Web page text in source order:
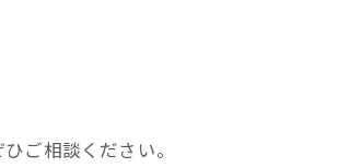
ご相談ください。